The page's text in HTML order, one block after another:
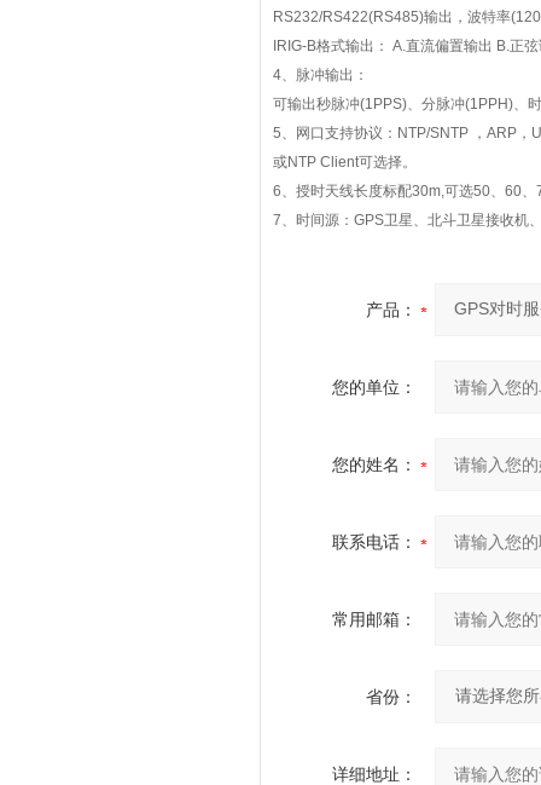
RS232/RS422(RS485)输出，波特率
IRIG-B格式输出： A.直流偏置输出 B.正
4、脉冲输出：
可输出秒脉冲(1PPS)、分脉冲(1PPH)、
5、网口支持协议： NTP/SNTP ， ARP ，
或NTP Client可选择。
6、授时天线长度标配30m,可选50、 60、
7、时间源： GPS卫星、北斗卫星接收机
产品：
您的单位：
您的姓名：
联系电话：
常用邮箱：
省份：
详细地址：